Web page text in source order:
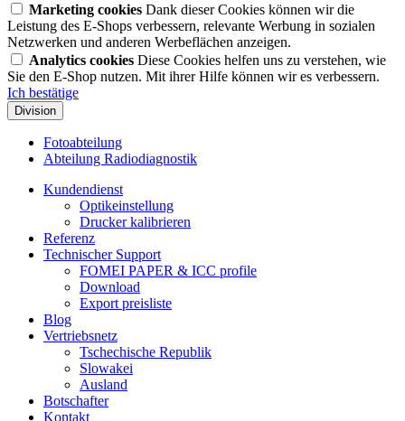
Marketing cookies Dank dieser Cookies können wir die
Leistung des E-Shops verbessern, relevante Werbung in sozialen
Netzwerken und anderen Werbeflächen anzeigen.
Analytics cookies Diese Cookies helfen uns zu verstehen, wie
Sie den E-Shop nutzen. Mit ihrer Hilfe können wir es verbessern.
Ich bestätige
Division
Fotoabteilung
Abteilung Radiodiagnostik
Kundendienst
Optikeinstellung
Drucker kalibrieren
Referenz
Technischer Support
FOMEI PAPER & ICC profile
Download
Export preisliste
Blog
Vertriebsnetz
Tschechische Republik
Slowakei
Ausland
Botschafter
Kontakt